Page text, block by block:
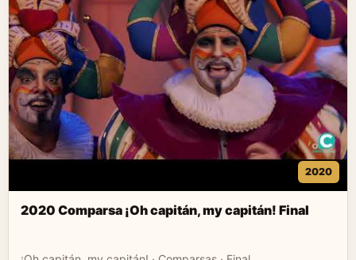
2020
2020 Comparsa ¡Oh capitán, my capitán! Final